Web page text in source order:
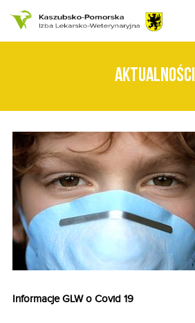
AKTUALNOŚCI
Informacje GLW o Covid 19